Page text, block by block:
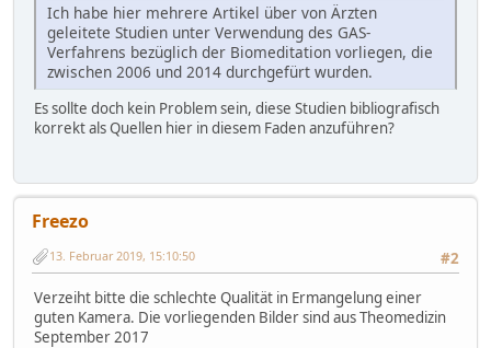
Ich habe hier mehrere Artikel über von Ärzten
geleitete Studien unter Verwendung des GAS-
Verfahrens bezüglich der Biomeditation vorliegen, die
zwischen 2006 und 2014 durchgefürt wurden.
Es sollte doch kein Problem sein, diese Studien bibliografisch
korrekt als Quellen hier in diesem Faden anzuführen?
Freezo
#2
13. Februar 2019, 15:10:50
Verzeiht bitte die schlechte Qualität in Ermangelung einer
guten Kamera. Die vorliegenden Bilder sind aus Theomedizin
September 2017